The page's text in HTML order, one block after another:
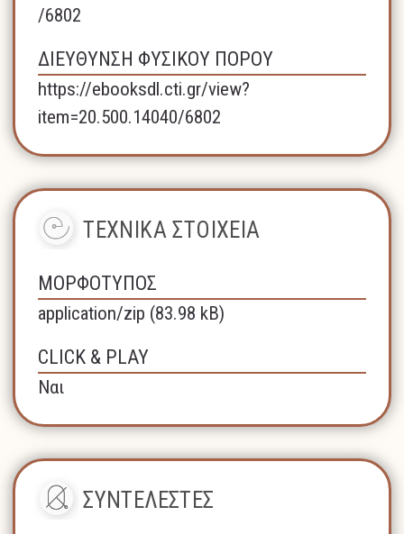
/6802
ΔΙΕΥΘΥΝΣΗ ΦΥΣΙΚΟΥ ΠΟΡΟΥ
https://ebooksdl.cti.gr/view?
item=20.500.14040/6802
ΤΕΧΝΙΚΑ ΣΤΟΙΧΕΙΑ
ΜΟΡΦΟΤΥΠΟΣ
application/zip (83.98 kB)
CLICK & PLAY
Ναι
ΣΥΝΤΕΛΕΣΤΕΣ